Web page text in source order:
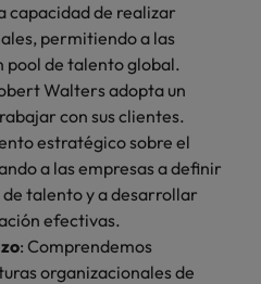
capacidad de realizar
permitiendo a las
pool de talento global.
Walters adopta un
con sus clientes.
estratégico sobre el
a las empresas a definir
talento y a desarrollar
efectivas.
: Comprendemos
organizacionales de